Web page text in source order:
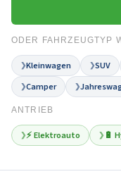
ODER FAHRZEUGTYP
❯Kleinwagen ❯SUV
❯Camper ❯
ANTRIEB
❯⚡ Elektroauto ❯ 🔋